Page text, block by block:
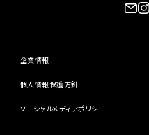
企業情報
個人情報保護方針
ソーシャルメディアポリシー